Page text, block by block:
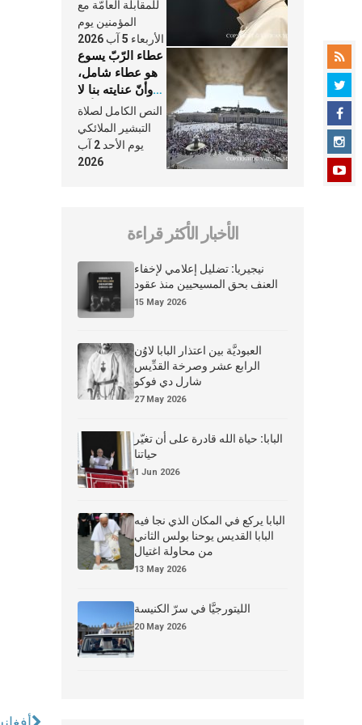
الكنيسة
للمقابلة العامّة مع
المؤمنين يوم
الأربعاء 5 آب 2026
عطاء الرّبّ يسوع
هو عطاء شامل،
وأنّ عنايته بنا لا
تغيب عنّا أبدًا
النص الكامل لصلاة
التبشير الملائكي
يوم الأحد 2 آب
2026
الأخبار الأكثر قراءة
نيجيريا: تضليل إعلامي لإخفاء
العنف بحق المسيحيين منذ عقود
15 May 2026
العبوديَّة بين اعتذار البابا لاوُن
الرابع عشر وصرخة القدِّيس
شارل دي فوكو
27 May 2026
البابا: حياة الله قادرة على أن تغيّر
حياتنا
1 Jun 2026
البابا يركع في المكان الذي نجا فيه
البابا القديس يوحنا بولس الثاني
من محاولة اغتيال
13 May 2026
الليتورجيَّا في سرّ الكنيسة
20 May 2026